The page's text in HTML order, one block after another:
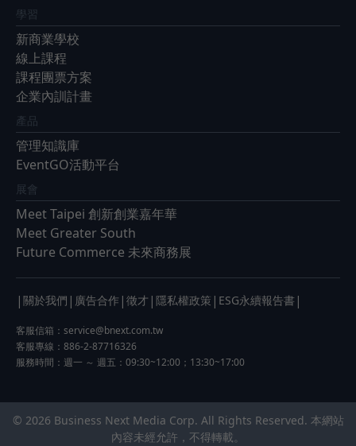
學習
新商業學校
線上課程
課程團票方案
企業內訓計畫
產品
管理知識庫
EventGO活動平台
展會
Meet Taipei 創新創業嘉年華
Meet Greater South
Future Commerce 未來商務展
| 關於我們 | 廣告合作 | 徵才 | 隱私權政策 | ESG永續報告書 |
客服信箱： service@bnext.com.tw
客服專線：886-2-87716326
服務時間：週一 ～ 週五：09:30~12:00；13:30~17:00
© 2026 Business Next Media Corp. All Rights Reserved. 本網站
內容未經允許，不得轉載。